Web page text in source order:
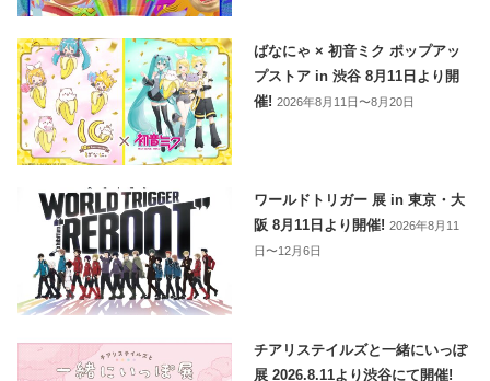
ばなにゃ × 初音ミク ポップアッ
プストア in 渋谷 8月11日より開
催!2026年8月11日〜8月20日
ワールドトリガー 展 in 東京・大
阪 8月11日より開催!2026年8月11
日〜12月6日
チアリステイルズと一緒にいっぽ
展 2026.8.11より渋谷にて開催!